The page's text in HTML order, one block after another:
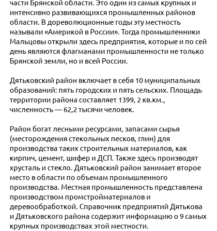
части Брянской области. Это один из самых крупных и
интенсивно развивающихся промышленных районов
области. В дореволюционные годы эту местность
называли «Америкой в России». Тогда промышленники
Мальцовы открыли здесь предприятия, которые и по сей
день являются флагманами промышленности не только
Брянской земли, но и всей России.
Дятьковский район включает в себя 10 муниципальных
образований: пять городских и пять сельских. Площадь
территории района составляет 1399, 2 кв.км.,
численность — 62,2 тысячи человек.
Район богат лесными ресурсами, запасами сырья
(месторождения стекольных песков, глин) для
производства таких строительных материалов, как
кирпич, цемент, шифер и ДСП. Также здесь производят
хрусталь и стекло. Дятьковский район занимает второе
место в области по объемам промышленного
производства. Местная промышленность представлена
производством промстройматериалов и
деревообработкой. Справочник предприятий Дятькова
и Дятьковского района содержит информацию о 9 самых
крупных производствах этой местности.